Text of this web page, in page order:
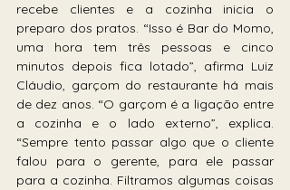
recebe clientes e a cozinha inicia o
preparo dos pratos. “Isso é Bar do Momo,
uma hora tem três pessoas e cinco
minutos depois fica lotado”, afirma Luiz
Cláudio, garçom do restaurante há mais
de dez anos. “O garçom é a ligação entre
a cozinha e o lado externo”, explica.
“Sempre tento passar algo que o cliente
falou para o gerente, para ele passar
para a cozinha. Filtramos algumas coisas